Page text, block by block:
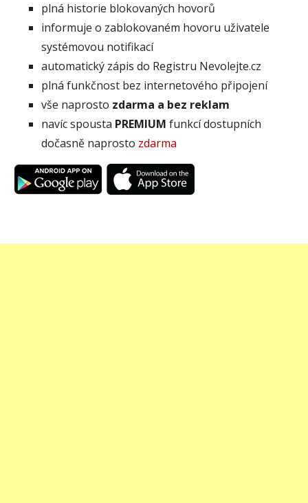
plná historie blokovaných hovorů
informuje o zablokovaném hovoru uživatele
systémovou notifikací
automatický zápis do Registru Nevolejte.cz
plná funkčnost bez internetového připojení
vše naprosto zdarma a bez reklam
navíc spousta PREMIUM funkcí dostupních
dočasně naprosto zdarma